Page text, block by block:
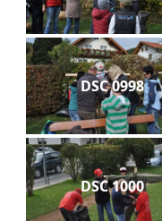
DSC 0998
DSC 1000